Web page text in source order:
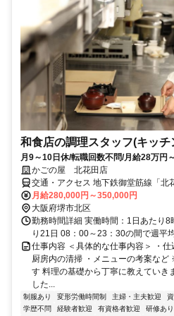
和食店の調理スタッフ(キッチ
月9～10日休/転職回数不問/月給28万円
かごの屋 北花田店
交通・アクセス 地下鉄御堂筋線「北
月給280,000円～350,000円
大阪府堺市北区
勤務時間詳細 実働時間：1日あたり
り21日 08：00～23：30の間で週平
仕事内容 ＜具体的な仕事内容＞ ・仕
厨房内の清掃 ・メニューの考案な
す 料理の基礎から丁寧に教えていき
した...
制服あり 変形労働時間制 主婦・主夫歓迎
学歴不問
経験者歓迎 有資格者歓迎 研修あり